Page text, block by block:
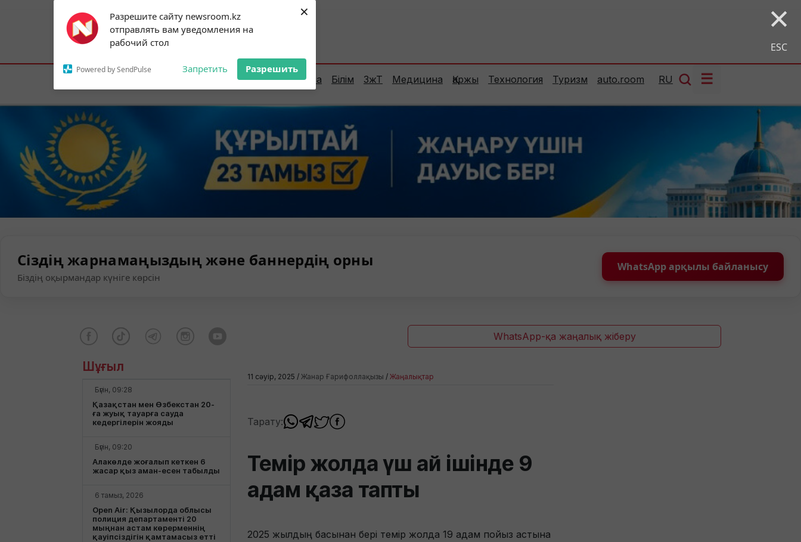
Разрешите сайту newsroom.kz
отправлять вам уведомления на
рабочий стол
Powered by SendPulse Запретить Разрешить
× ×
ESC
Subscribe to our
notifications!
To enable permission prompts, click on
the notification icon
Астана:23°C Алматы:30°C Шымкент:
Елорда Сараптама Білім ЗжТ Медицина Қаржы Технология Туризм auto.room RU ☰
Сіздің жарнамаңыздың және баннердің орны
Біздің оқырмандар күніге көрсін
WhatsApp арқылы байланысу
WhatsApp-қа жаңалық жіберу
Шұғыл
Бүгін, 09:28
Қазақстан мен Өзбекстан 20-
ға жуық тауарға сауда
кедергілерін жояды
Бүгін, 09:20
Алакөлде жоғалып кеткен 6
жасар қыз аман-есен табылды
6 тамыз, 2026
Open Air: Қызылорда облысы
полиция департаменті 20
мыңнан астам көрерменнің
қауіпсіздігін қамтамасыз етті
11 сәуір, 2025 / Жанар Ғарифоллақызы / Жаңалықтар
Тарату:
Темір жолда үш ай ішінде 9
адам қаза тапты
2025 жылдың басынан бері темір жолда 19 адам пойыз астына